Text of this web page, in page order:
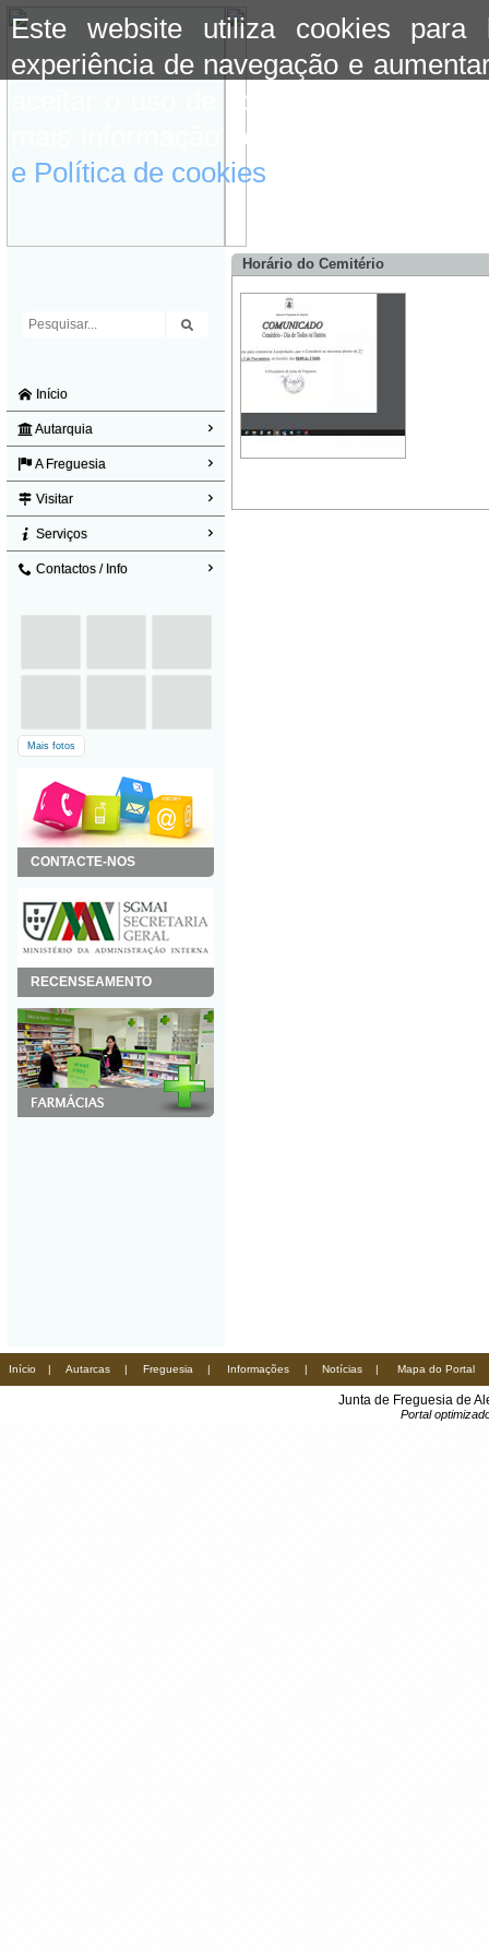
Este website utiliza cookies para
experiência de navegação e
aceitar o uso de cookies basta
mais informação consulte a
e Política de cookies
Início
Autarquia
A Freguesia
Visitar
Serviços
Contactos / Info
Mais fotos
CONTACTE-NOS
RECENSEAMENTO
Horário do Cemitério
Início | Autarcas | Freguesia | Informações | Notícias | Mapa do Portal
Junta de Freguesia de
Portal